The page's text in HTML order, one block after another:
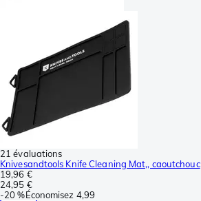
21 évaluations
Knivesandtools Knife Cleaning Mat,, caoutchouc
19,96 €
24,95 €
-20 %Économisez 4,99